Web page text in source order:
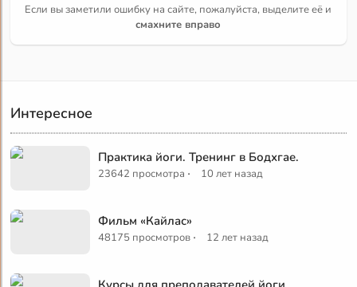
Если вы заметили ошибку на сайте, пожалуйста, выделите её и
смахните вправо
Интересное
Практика йоги. Тренинг в Бодхгае.
23642 просмотра · 10 лет назад
Фильм «Кайлас»
48175 просмотров · 12 лет назад